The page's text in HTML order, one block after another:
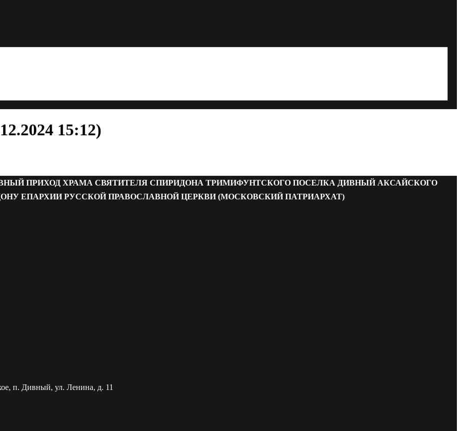
15:12)
ПРИХОД ХРАМА СВЯТИТЕЛЯ СПИРИДОНА ТРИМИФУНТСКОГО ПОСЕЛКА ДИВНЫЙ АКСАЙСКОГО
ЕПАРХИИ РУССКОЙ ПРАВОСЛАВНОЙ ЦЕРКВИ (МОСКОВСКИЙ ПАТРИАРХАТ)
п. Дивный, ул. Ленина, д. 11